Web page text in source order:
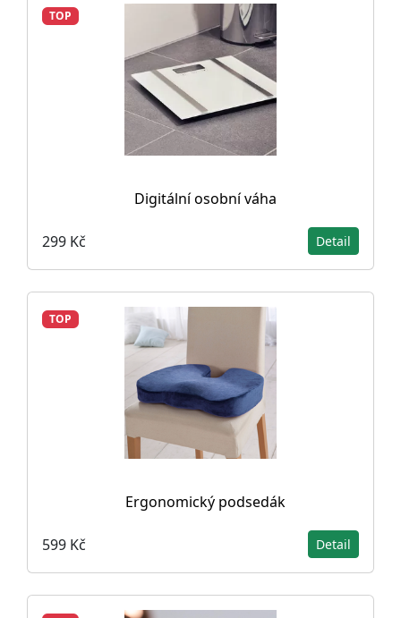
TOP
Digitální osobní váha
299 Kč Detail
TOP
Ergonomický podsedák
599 Kč Detail